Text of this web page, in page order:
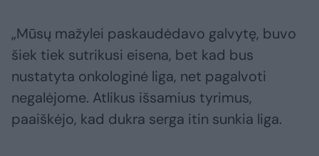
„Mūsų mažylei paskaudėdavo galvytę, buvo
šiek tiek sutrikusi eisena, bet kad bus
nustatyta onkologinė liga, net pagalvoti
negalėjome. Atlikus išsamius tyrimus,
paaiškėjo, kad dukra serga itin sunkia liga.